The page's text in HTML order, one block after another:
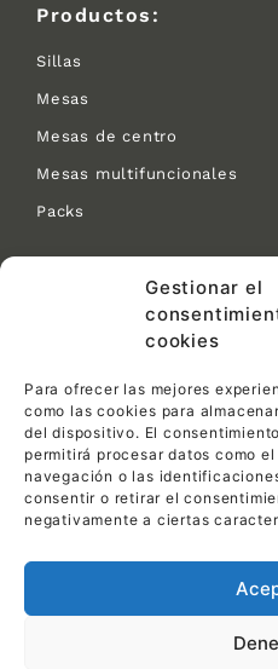
Gestionar el
cookies
Para ofrecer las mejores
como las cookies para
del dispositivo. El
permitirá procesar datos como
navegación o las
consentir o retirar el
negativamente a ciertas
Productos:
Sillas
Mesas
Mesas de centro
Mesas multifuncionales
Packs
C/ Las Tejeras S/N.
CP 30510 Yecla (Murcia)
info@pemin1ensillas.com
Legal:
Política de privacidad